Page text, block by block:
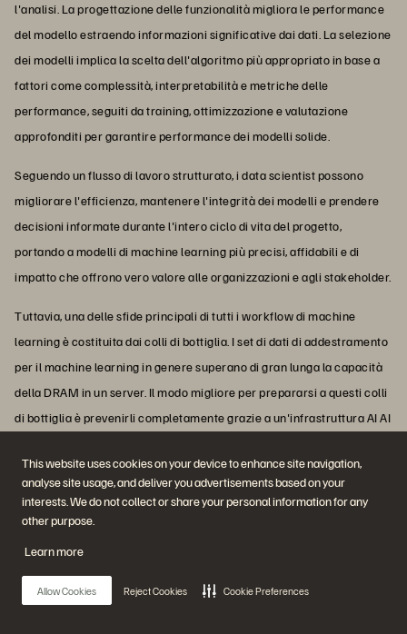
This website uses cookies on your device to enhance site navigation,
analyse site usage, and deliver you advertisements based on your
interests. We do not collect or share your personal information for any
other purpose.
Learn more
Allow Cookies Reject Cookies Cookie Preferences
l'analisi. La progettazione delle funzionalità migliora le performance
del modello estraendo informazioni significative dai dati. La selezione
dei modelli implica la scelta dell'algoritmo più appropriato in base a
fattori come complessità, interpretabilità e metriche delle
performance, seguiti da training, ottimizzazione e valutazione
approfonditi per garantire performance dei modelli solide.
Seguendo un flusso di lavoro strutturato, i data scientist possono
migliorare l'efficienza, mantenere l'integrità dei modelli e prendere
decisioni informate durante l'intero ciclo di vita del progetto,
portando a modelli di machine learning più precisi, affidabili e di
impatto che offrono vero valore alle organizzazioni e agli stakeholder.
Tuttavia, una delle sfide principali di tutti i workflow di machine
learning è costituita dai colli di bottiglia. I set di dati di addestramento
per il machine learning in genere superano di gran lunga la capacità
della DRAM in un server. Il modo migliore per prepararsi a questi colli
di bottiglia è prevenirli completamente grazie a un'infrastruttura AI AI
aiuta ad accelerare le tue iniziative di AI e ML.
Potrebbe interessarti anche...